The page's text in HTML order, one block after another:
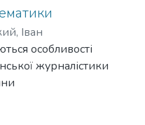
інтересів
і партнерські
Іван
особливості
журналістики
роль